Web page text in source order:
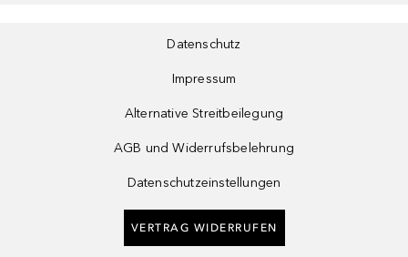
Datenschutz
Impressum
Alternative Streitbeilegung
AGB und Widerrufsbelehrung
Datenschutzeinstellungen
VERTRAG WIDERRUFEN